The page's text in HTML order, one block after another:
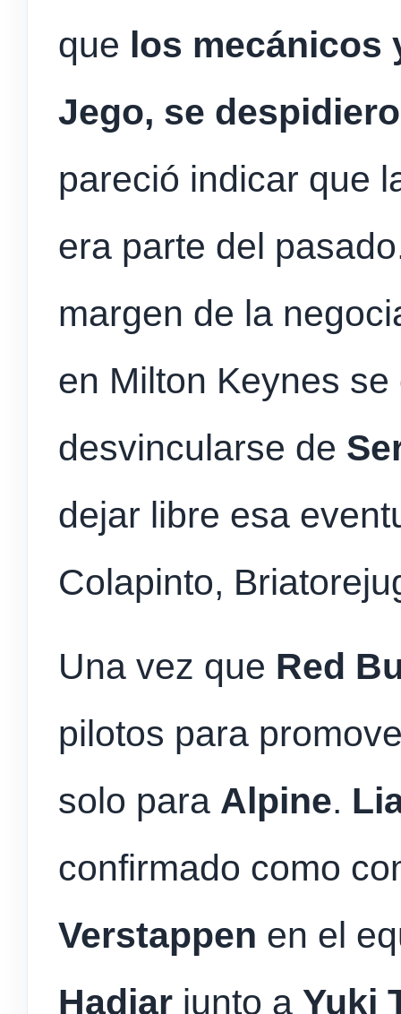
que los mecánicos
Jego, se
pareció indicar que
era parte del
margen de la
en Milton Keynes
desvincularse de
dejar libre esa
Colapinto,
Una vez que Red
pilotos para
solo para Alpine.
confirmado como
Verstappen en el
Hadjar junto a Yuki